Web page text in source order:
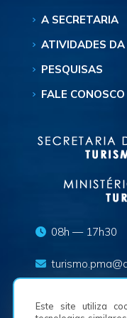
Este site utiliza
A SECRETARIA
ATIVIDADES DA
PESQUISAS
FALE CONOSCO
08h — 17h30